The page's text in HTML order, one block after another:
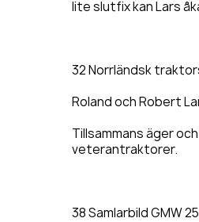
lite slutfix kan Lars
32 Norrländsk
Roland och Robert
Tillsammans äger
veterantraktorer.
38 Samlarbild GMW 25